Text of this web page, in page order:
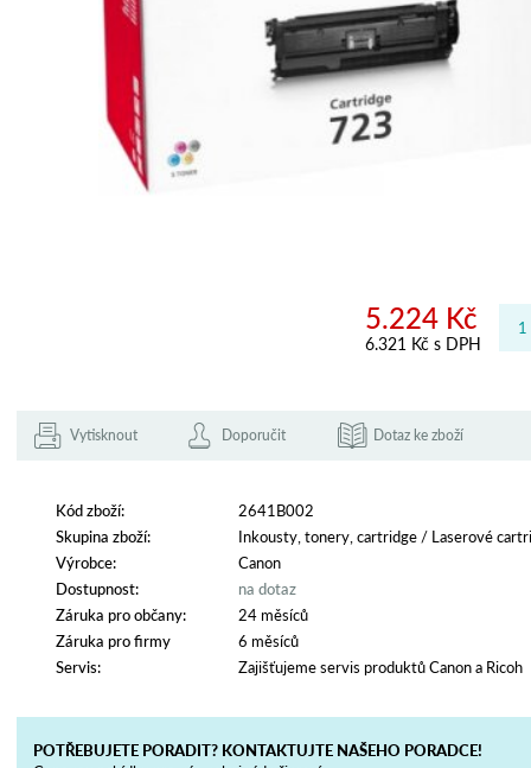
5.224 Kč
6.321 Kč s DPH
Vytisknout Doporučit Dotaz ke zboží
Kód zboží:
2641B002
Skupina zboží:
Inkousty, tonery, cartridge / Laserové
Výrobce:
Canon
Dostupnost:
na dotaz
Záruka pro občany:
24 měsíců
Záruka pro firmy
6 měsíců
Servis:
Zajišťujeme servis produktů Canon a Ricoh
POTŘEBUJETE PORADIT? KONTAKTUJTE NAŠEHO PORADCE!